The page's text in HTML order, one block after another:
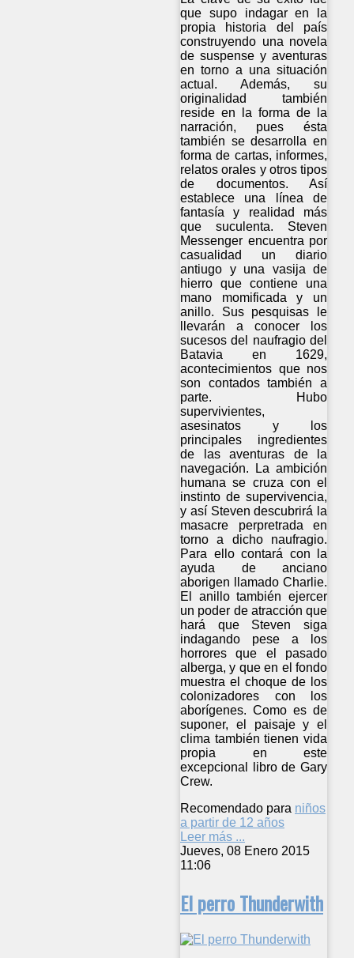
que supo indagar en la
propia historia del país
construyendo una novela
de suspense y aventuras
en torno a una situación
actual. Además, su
originalidad también
reside en la forma de la
narración, pues ésta
también se desarrolla en
forma de cartas, informes,
relatos orales y otros tipos
de documentos. Así
establece una línea de
fantasía y realidad más
que suculenta. Steven
Messenger encuentra por
casualidad un diario
antiugo y una vasija de
hierro que contiene una
mano momificada y un
anillo. Sus pesquisas le
llevarán a conocer los
sucesos del naufragio del
Batavia en 1629,
acontecimientos que nos
son contados también a
parte. Hubo
supervivientes,
asesinatos y los
principales ingredientes
de las aventuras de la
navegación. La ambición
humana se cruza con el
instinto de supervivencia,
y así Steven descubrirá la
masacre perpretrada en
torno a dicho naufragio.
Para ello contará con la
ayuda de anciano
aborigen llamado Charlie.
El anillo también ejercer
un poder de atracción que
hará que Steven siga
indagando pese a los
horrores que el pasado
alberga, y que en el fondo
muestra el choque de los
colonizadores con los
aborígenes. Como es de
suponer, el paisaje y el
clima también tienen vida
propia en este
excepcional libro de Gary
Crew.
Recomendado para niños
a partir de 12 años
Leer más ...
Jueves, 08 Enero 2015
11:06
El perro Thunderwith